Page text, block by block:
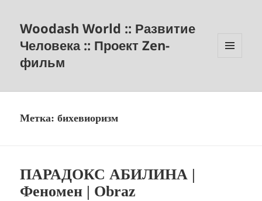
Woodash World :: Развитие
Человека :: Проект Zen-
фильм
Метка:бихевиоризм
ПАРАДОКС АБИЛИНА |
Феномен | Obraz